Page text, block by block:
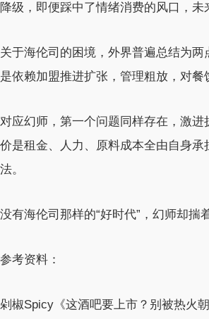
降级，即便踩中了情绪消费的风口，未
关于海伦司的困境，外界普遍总结为
是依赖加盟推进扩张，管理粗放，对
对应幻师，第一个问题同样存在，激
价是租金、人力、原料成本全由自身
法。
没有海伦司那样的“好时代”，幻师却
参考资料：
剁椒Spicy《这酒吧要上市？别被热火朝